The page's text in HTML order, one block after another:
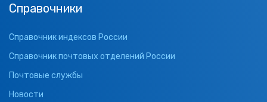
Справочники
Справочник индексов России
Справочник почтовых отделений России
Почтовые службы
Новости